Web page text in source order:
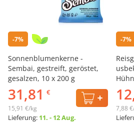
-7%
Sonnenblumenkerne -
Sembai, gestreift, geröstet,
gesalzen, 10 х 200 g
31,81 €
15,91 €/kg
Lieferung: 11. - 12 Aug.
-7%
525 g
7,88